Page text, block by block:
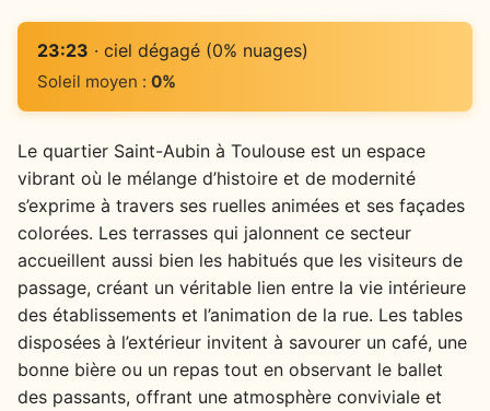
23:23 · ciel dégagé (0% nuages)
Soleil moyen : 0%
Le quartier Saint-Aubin à Toulouse est un espace
vibrant où le mélange d’histoire et de modernité
s’exprime à travers ses ruelles animées et ses façades
colorées. Les terrasses qui jalonnent ce secteur
accueillent aussi bien les habitués que les visiteurs de
passage, créant un véritable lien entre la vie intérieure
des établissements et l’animation de la rue. Les tables
disposées à l’extérieur invitent à savourer un café, une
bonne bière ou un repas tout en observant le ballet
des passants, offrant une atmosphère conviviale et